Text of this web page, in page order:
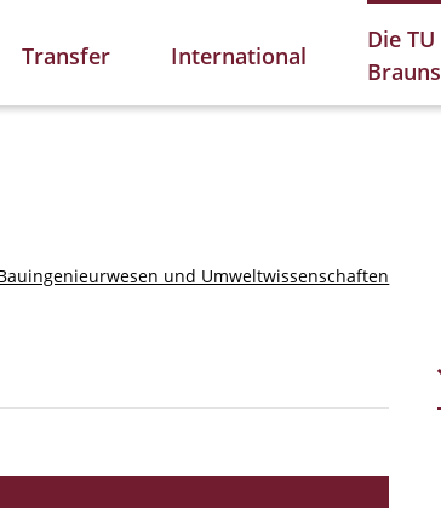
Transfer International
Die TU
und Umweltwissenschaften